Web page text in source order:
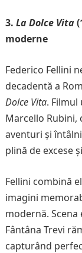
3. La Dolce Vita
moderne
Federico Fellini
decadentă a
Dolce Vita.
Marcello Rubini,
aventuri și
plină de excese
Fellini combină
imagini
modernă.
Fântâna Trevi
capturând